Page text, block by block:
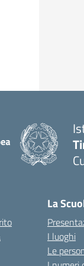
La
I luoghi
Le